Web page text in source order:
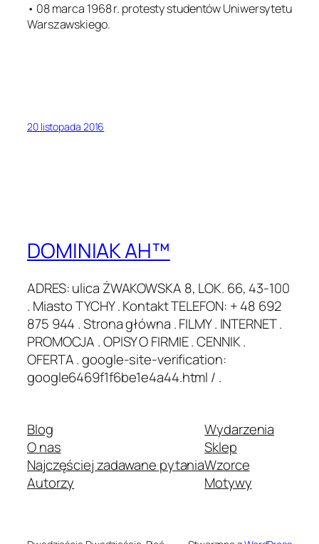
• 08 marca 1968 r. protesty studentów Uniwersytetu
Warszawskiego.
20 listopada 2016
DOMINIAK AH™
ADRES: ulica ŻWAKOWSKA 8, LOK. 66, 43-100
. Miasto TYCHY . Kontakt TELEFON: + 48 692
875 944 . Strona główna . FILMY . INTERNET .
PROMOCJA . OPISY O FIRMIE . CENNIK .
OFERTA . google-site-verification:
google6469f1f6be1e4a44.html / .
Blog
O nas
Najczęściej zadawane pytania
Autorzy
Wydarzenia
Sklep
Wzorce
Motywy